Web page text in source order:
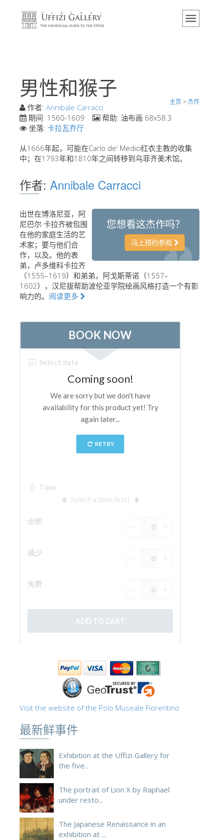
主页
活动 & 展览
游客的评论
联系我们
现在预定
展示室
艺术家
新展示室厅
佛罗伦萨博物馆
巴杰罗美术馆
学院美术馆
美第奇教堂
圣马可博物馆
伽利略博物馆
Boboli Gardens
The Arnolfo\'s tower
中文
DEUTSCH
ESPAÑOL
男性和猴子
主页 >杰作
作者: Annibale Carracci
期间: 1560-1609 帮助: 油布画 68x58.3
坐落: 卡拉瓦乔厅
从1666年起，可能在Carlo de' Medici红衣主教的收集
中；在1793年和1810年之间转移到乌菲齐美术馆。
作者: Annibale Carracci
您想看这杰作吗？
马上预约参观
出世在博洛尼亚，阿
尼巴尔·卡拉齐被包围
在他的家庭生活的艺
术家；要与他们合
作，以及。他的表
弟，卢多维科卡拉齐
（1555–1619）和弟弟，阿戈斯蒂诺（1557–
1602），汉尼拔帮助波伦亚学院绘画风格打造一个有影
响力的。 阅读更多
Visit the website of the Polo Museale Fiorentino
最新鲜事件
Exhibition at the Uffizi Gallery for
the five...
The portrait of Lion X by Raphael
under resto...
The Japanese Renaissance in an
exhibition at ...